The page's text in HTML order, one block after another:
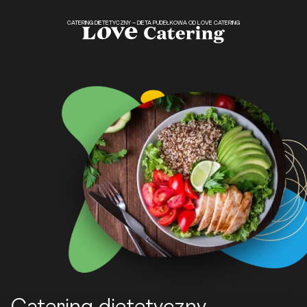
CATERING DIETETYCZNY – DIETA PUDEŁKOWA OD LOVE CATERING